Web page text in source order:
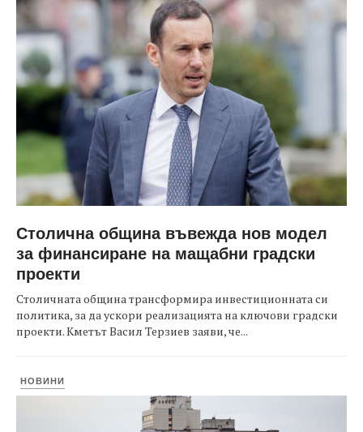
Столична община въвежда нов модел
за финансиране на мащабни градски
проекти
Столичната община трансформира инвестиционната си
политика, за да ускори реализацията на ключови градски
проекти. Кметът Васил Терзиев заяви, че...
НОВИНИ